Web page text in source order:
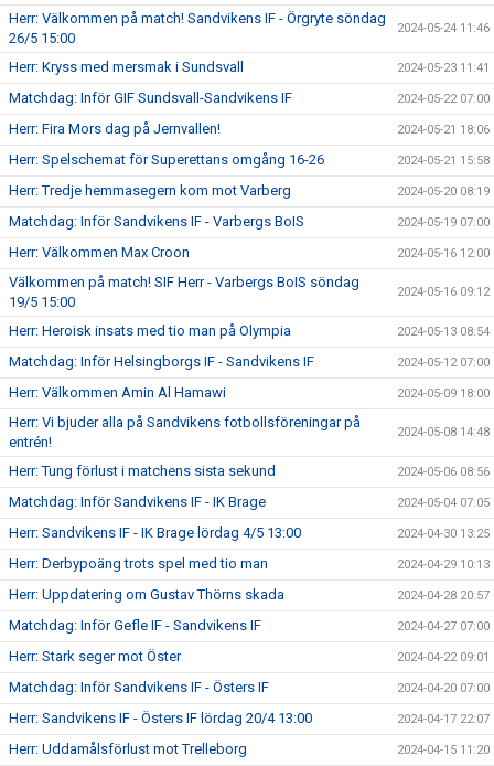
Herr: Välkommen på match! Sandvikens IF - Örgryte söndag
26/5 15:00
2024-05-24 11:46
Herr: Kryss med mersmak i Sundsvall 2024-05-23 11:41
Matchdag: Inför GIF Sundsvall-Sandvikens IF 2024-05-22 07:00
Herr: Fira Mors dag på Jernvallen! 2024-05-21 18:06
Herr: Spelschemat för Superettans omgång 16-26 2024-05-21 15:58
Herr: Tredje hemmasegern kom mot Varberg 2024-05-20 08:19
Matchdag: Inför Sandvikens IF - Varbergs BoIS 2024-05-19 07:00
Herr: Välkommen Max Croon 2024-05-16 12:00
Välkommen på match! SIF Herr - Varbergs BoIS söndag
19/5 15:00
2024-05-16 09:12
Herr: Heroisk insats med tio man på Olympia 2024-05-13 08:54
Matchdag: Inför Helsingborgs IF - Sandvikens IF 2024-05-12 07:00
Herr: Välkommen Amin Al Hamawi 2024-05-09 18:00
Herr: Vi bjuder alla på Sandvikens fotbollsföreningar på
entrén!
2024-05-08 14:48
Herr: Tung förlust i matchens sista sekund 2024-05-06 08:56
Matchdag: Inför Sandvikens IF - IK Brage 2024-05-04 07:05
Herr: Sandvikens IF - IK Brage lördag 4/5 13:00 2024-04-30 13:25
Herr: Derbypoäng trots spel med tio man 2024-04-29 10:13
Herr: Uppdatering om Gustav Thörns skada 2024-04-28 20:57
Matchdag: Inför Gefle IF - Sandvikens IF 2024-04-27 07:00
Herr: Stark seger mot Öster 2024-04-22 09:01
Matchdag: Inför Sandvikens IF - Östers IF 2024-04-20 07:00
Herr: Sandvikens IF - Östers IF lördag 20/4 13:00 2024-04-17 22:07
Herr: Uddamålsförlust mot Trelleborg 2024-04-15 11:20